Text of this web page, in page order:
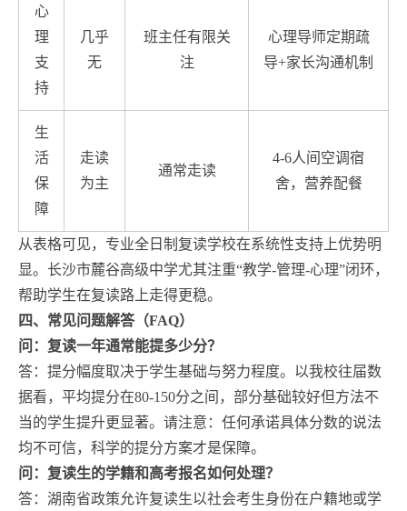
心
理
支
持
几乎
无
班主任有限关
注
心理导师定期疏
导+家长沟通机制
生
活
保
障
走读
为主
通常走读
4-6人间空调宿
舍，营养配餐
从表格可见，专业全日制复读学校在系统性支持上优势明
显。长沙市麓谷高级中学尤其注重“教学-管理-心理”闭环，
帮助学生在复读路上走得更稳。
四、常见问题解答（FAQ）
问：复读一年通常能提多少分？
答：提分幅度取决于学生基础与努力程度。以我校往届数
据看，平均提分在80-150分之间，部分基础较好但方法不
当的学生提升更显著。请注意：任何承诺具体分数的说法
均不可信，科学的提分方案才是保障。
问：复读生的学籍和高考报名如何处理？
答：湖南省政策允许复读生以社会考生身份在户籍地或学